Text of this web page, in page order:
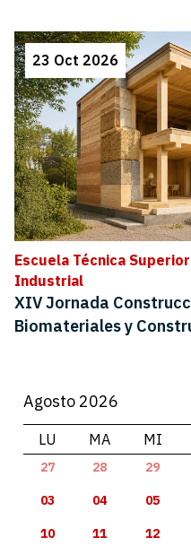
23 Oct 2026
Escuela Técnica
Industrial
XIV Jornada
Biomateriales y
Agosto 2026
LU MA MI
27 28 29
03 04 05
10 11 12